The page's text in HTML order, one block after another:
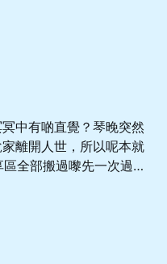
中有啲直覺？琴晚突然
離開人世，所以呢本就
全部搬過嚟先一次過
年男性嘅角度出發，寫